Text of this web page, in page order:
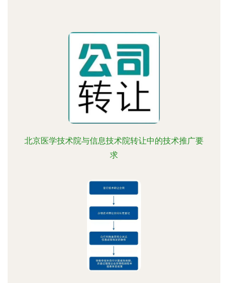
北京医学技术院与信息技术院转让中的技术推广要
求